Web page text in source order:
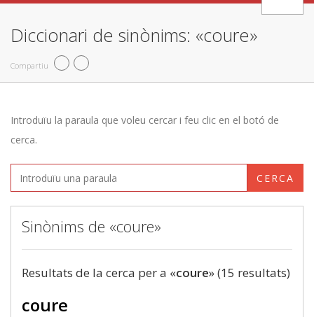
Diccionari de sinònims: «coure»
Compartiu
Introduïu la paraula que voleu cercar i feu clic en el botó de
cerca.
CERCA
Sinònims de «coure»
Resultats de la cerca per a «coure» (15 resultats)
coure